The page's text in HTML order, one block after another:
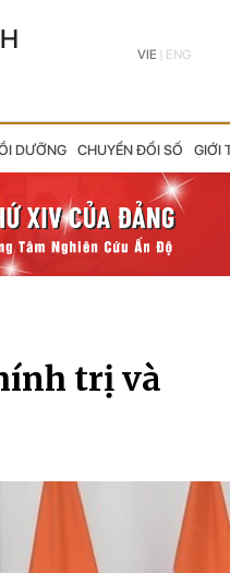
VIE ENG
DƯỠNG CHUYỂN ĐỔI SỐ GIỚI
trị và